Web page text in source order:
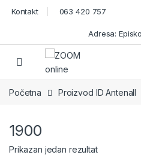
Skip to navigation
Skip to content
Kontakt 063 420 757
Adresa:
Open
Početna Proizvod ID Antenall
1900
Prikazan jedan rezultat